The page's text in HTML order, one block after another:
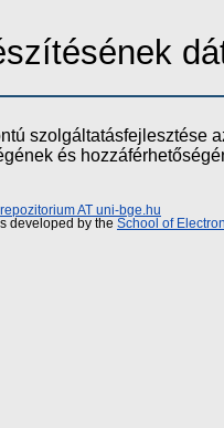
szolgáltatásfejlesztése
és
repozitorium AT uni-bge.hu
developed by the School of